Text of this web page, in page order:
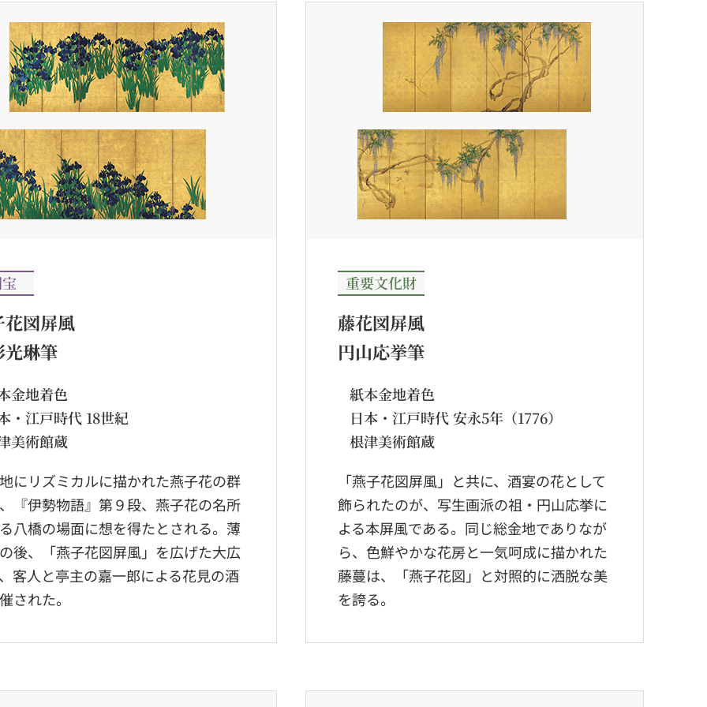
花図屏風
光琳筆
金地着色
・江戸時代 18世紀
美術館蔵
にリズミカルに描かれた燕子花の群
『伊勢物語』第９段、燕子花の名所
八橋の場面に想を得たとされる。薄
後、「燕子花図屏風」を広げた大広
客人と亭主の嘉一郎による花見の酒
された。
重要文化財
藤花図屏風
円山応挙筆
紙本金地着色
日本・江戸時代 安永5年（1776）
根津美術館蔵
「燕子花図屏風」と共に、酒宴の花として
飾られたのが、写生画派の祖・円山応挙に
よる本屏風である。同じ総金地でありなが
ら、色鮮やかな花房と一気呵成に描かれた
藤蔓は、「燕子花図」と対照的に洒脱な美
を誇る。